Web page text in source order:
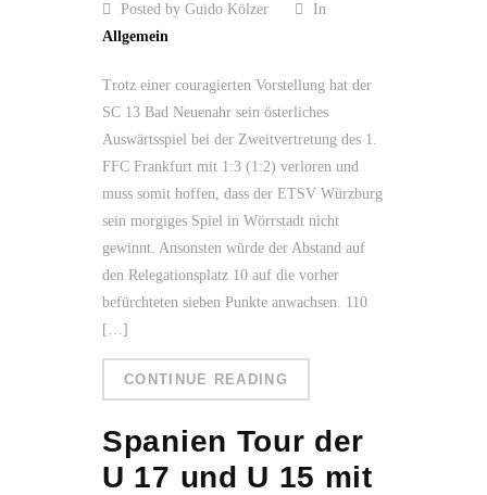
Posted by Guido Kölzer
In
Allgemein
Trotz einer couragierten Vorstellung hat der
SC 13 Bad Neuenahr sein österliches
Auswärtsspiel bei der Zweitvertretung des 1.
FFC Frankfurt mit 1:3 (1:2) verloren und
muss somit hoffen, dass der ETSV Würzburg
sein morgiges Spiel in Wörrstadt nicht
gewinnt. Ansonsten würde der Abstand auf
den Relegationsplatz 10 auf die vorher
befürchteten sieben Punkte anwachsen. 110
[…]
CONTINUE READING
Spanien Tour der
U 17 und U 15 mit